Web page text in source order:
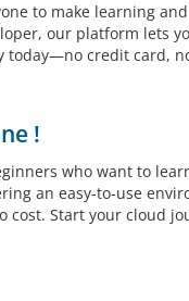
to make learning
our platform lets
today—no credit card,
!
who want to
an easy-to-use
Start your cloud